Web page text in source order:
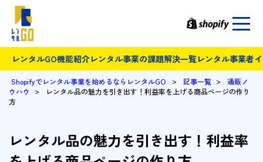
レンタルGO機能紹介レンタル事業の課題解決一覧レンタル事業者
Shopifyでレンタル事業を始めるならレンタルGO > 記事一覧 >
通販ノ
ウハウ
>
レンタル品の魅力を引き出す！利益率を上げる商品ページの作り
方
レンタル品の魅力を引き出す！利益率